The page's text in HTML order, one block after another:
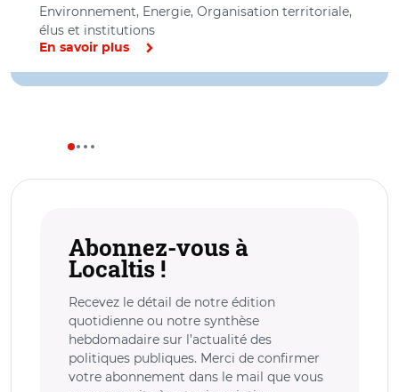
Environnement, Energie, Organisation territoriale,
élus et institutions
En savoir plus
Abonnez-vous à
Localtis !
Recevez le détail de notre édition
quotidienne ou notre synthèse
hebdomadaire sur l’actualité des
politiques publiques. Merci de confirmer
votre abonnement dans le mail que vous